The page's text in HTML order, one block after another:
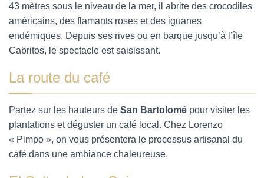
43 mètres sous le niveau de la mer, il abrite des crocodiles
américains, des flamants roses et des iguanes
endémiques. Depuis ses rives ou en barque jusqu’à l’île
Cabritos, le spectacle est saisissant.
La route du café
Partez sur les hauteurs de San Bartolomé pour visiter les
plantations et déguster un café local. Chez Lorenzo
« Pimpo », on vous présentera le processus artisanal du
café dans une ambiance chaleureuse.